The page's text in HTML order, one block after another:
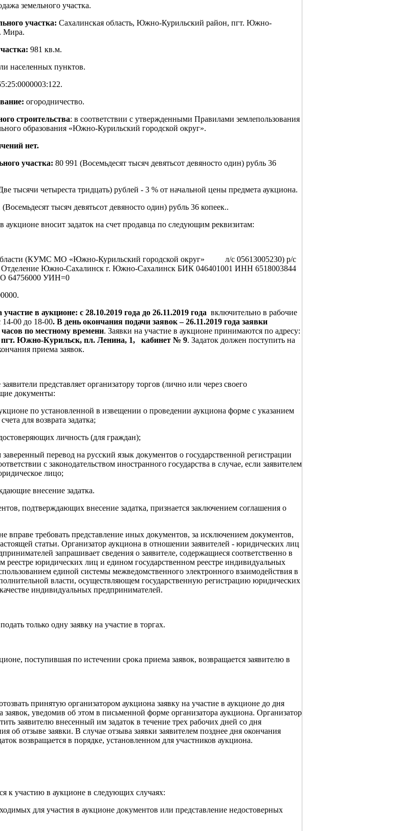
земельного участка.
участка: Сахалинская область, Южно-Курильский район, пгт. Южно-
Мира.
981 кв.м.
населенных пунктов.
огородничество.
строительства: в соответствии с утвержденными Правилами землепользования
образования «Южно-Курильский городской округ».
нет.
участка: 80 991 (Восемьдесят тысяч девятьсот девяносто один) рубль 36
тысячи четыреста тридцать) рублей - 3 % от начальной цены предмета аукциона.
(Восемьдесят тысяч девятьсот девяносто один) рубль 36 копеек..
аукционе вносит задаток на счет продавца по следующим реквизитам:
(КУМС МО «Южно-Курильский городской округ» л/с 05613005230) р/с
Отделение Южно-Сахалинск г. Южно-Сахалинск БИК 046401001 ИНН 6518003844
64756000 УИН=0
в аукционе: с 28.10.2019 года до 26.11.2019 года включительно в рабочие
14-00 до 18-00. В день окончания подачи заявок – 26.11.2019 года заявки
по местному времени. Заявки на участие в аукционе принимаются по адресу:
пгт. Южно-Курильск, пл. Ленина, 1, кабинет № 9. Задаток должен поступить на
приема заявок.
представляет организатору торгов (лично или через своего
документы:
по установленной в извещении о проведении аукциона форме с указанием
для возврата задатка;
личность (для граждан);
перевод на русский язык документов о государственной регистрации
с законодательством иностранного государства в случае, если заявителем
лицо;
внесение задатка.
подтверждающих внесение задатка, признается заключением соглашения о
вправе требовать представление иных документов, за исключением документов,
статьи. Организатор аукциона в отношении заявителей - юридических лиц
запрашивает сведения о заявителе, содержащиеся соответственно в
реестре юридических лиц и едином государственном реестре индивидуальных
единой системы межведомственного электронного взаимодействия в
власти, осуществляющем государственную регистрацию юридических
индивидуальных предпринимателей.
только одну заявку на участие в торгах.
поступившая по истечении срока приема заявок, возвращается заявителю в
принятую организатором аукциона заявку на участие в аукционе до дня
заявок, уведомив об этом в письменной форме организатора аукциона. Организатор
заявителю внесенный им задаток в течение трех рабочих дней со дня
об отзыве заявки. В случае отзыва заявки заявителем позднее дня окончания
возвращается в порядке, установленном для участников аукциона.
к участию в аукционе в следующих случаях:
для участия в аукционе документов или представление недостоверных